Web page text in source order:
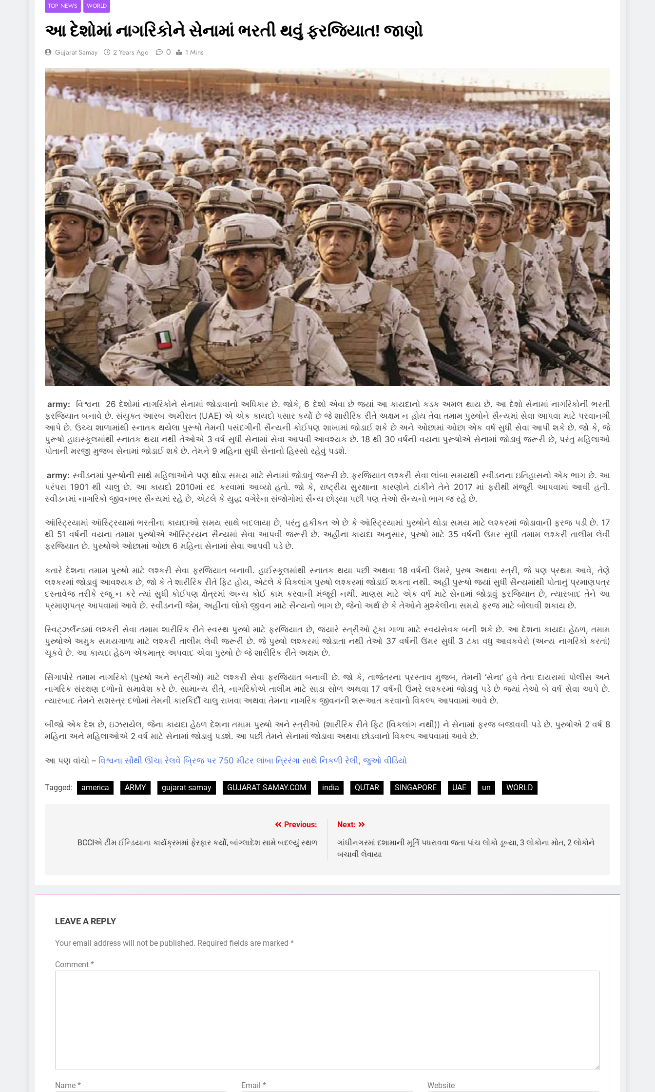
TOP NEWS WORLD
આ દેશોમાં નાગરિકોને સેનામાં ભરતી થવું ફરજિયાત! જાણો
Gujarat Samay 2 Years Ago 0 1 Mins
army: વિશ્વના 26 દેશોમાં નાગરિકોને સેનામાં જોડાવાનો અધિકાર છે. જોકે, 6 દેશો એવા છે જ્યાં આ કાયદાનો કડક અમલ થાય છે. આ દેશો સેનામાં નાગરિકોની ભરતી
ફરજિયાત બનાવે છે. સંયુક્ત આરબ અમીરાત (UAE) એ એક કાયદો પસાર કર્યો છે જે શારીરિક રીતે અક્ષમ ન હોય તેવા તમામ પુરુષોને સૈન્યમાં સેવા આપવા માટે પરવાનગી
આપે છે. ઉચ્ચ શાળામાંથી સ્નાતક થયેલા પુરૂષો તેમની પસંદગીની સૈન્યની કોઈપણ શાખામાં જોડાઈ શકે છે અને ઓછામાં ઓછા એક વર્ષ સુધી સેવા આપી શકે છે. જો કે, જે
પુરૂષો હાઇસ્કૂલમાંથી સ્નાતક થયા નથી તેઓએ 3 વર્ષ સુધી સેનામાં સેવા આપવી આવશ્યક છે. 18 થી 30 વર્ષની વયના પુરૂષોએ સેનામાં જોડાવું જરૂરી છે, પરંતુ મહિલાઓ
પોતાની મરજી મુજબ સેનામાં જોડાઈ શકે છે. તેમને 9 મહિના સુધી સેનાનો હિસ્સો રહેવું પડશે.
army: સ્વીડનમાં પુરૂષોની સાથે મહિલાઓને પણ થોડા સમય માટે સેનામાં જોડાવું જરૂરી છે. ફરજિયાત લશ્કરી સેવા લાંબા સમયથી સ્વીડનના ઇતિહાસનો એક ભાગ છે. આ
પરંપરા 1901 થી ચાલુ છે. આ કાયદો 2010માં રદ કરવામાં આવ્યો હતો. જો કે, રાષ્ટ્રીય સુરક્ષાના કારણોને ટાંકીને તેને 2017 માં ફરીથી મંજૂરી આપવામાં આવી હતી.
સ્વીડનમાં નાગરિકો જીવનભર સૈન્યમાં રહે છે, એટલે કે યુદ્ધ વગેરેના સંજોગોમાં સૈન્ય છોડ્યા પછી પણ તેઓ સૈન્યનો ભાગ જ રહે છે.
ઑસ્ટ્રિયામાં ઑસ્ટ્રિયામાં ભરતીના કાયદાઓ સમય સાથે બદલાયા છે, પરંતુ હકીકત એ છે કે ઑસ્ટ્રિયામાં પુરુષોને થોડા સમય માટે લશ્કરમાં જોડાવાની ફરજ પડી છે. 17
થી 51 વર્ષની વયના તમામ પુરુષોએ ઑસ્ટ્રિયન સૈન્યમાં સેવા આપવી જરૂરી છે. અહીંના કાયદા અનુસાર, પુરુષો માટે 35 વર્ષની ઉંમર સુધી તમામ લશ્કરી તાલીમ લેવી
ફરજિયાત છે. પુરુષોએ ઓછામાં ઓછા 6 મહિના સેનામાં સેવા આપવી પડે છે.
કતારે દેશના તમામ પુરુષો માટે લશ્કરી સેવા ફરજિયાત બનાવી. હાઈસ્કૂલમાંથી સ્નાતક થયા પછી અથવા 18 વર્ષની ઉંમરે, પુરુષ અથવા સ્ત્રી, જે પણ પ્રથમ આવે, તેણે
લશ્કરમાં જોડાવું આવશ્યક છે, જો કે તે શારીરિક રીતે ફિટ હોય, એટલે કે વિકલાંગ પુરુષો લશ્કરમાં જોડાઈ શકતા નથી. અહીં પુરૂષો જ્યાં સુધી સૈન્યમાંથી પોતાનું પ્રમાણપત્ર
દસ્તાવેજ તરીકે રજૂ ન કરે ત્યાં સુધી કોઈપણ ક્ષેત્રમાં અન્ય કોઈ કામ કરવાની મંજૂરી નથી. માણસ માટે એક વર્ષ માટે સેનામાં જોડાવું ફરજિયાત છે, ત્યારબાદ તેને આ
પ્રમાણપત્ર આપવામાં આવે છે. સ્વીડનની જેમ, અહીંના લોકો જીવન માટે સૈન્યનો ભાગ છે, જેનો અર્થ છે કે તેઓને મુશ્કેલીના સમયે ફરજ માટે બોલાવી શકાય છે.
સ્વિટ્ઝર્લૅન્ડમાં લશ્કરી સેવા તમામ શારીરિક રીતે સ્વસ્થ પુરુષો માટે ફરજિયાત છે, જ્યારે સ્ત્રીઓ ટૂંકા ગાળા માટે સ્વયંસેવક બની શકે છે. આ દેશના કાયદા હેઠળ, તમામ
પુરુષોએ અમુક સમયગાળા માટે લશ્કરી તાલીમ લેવી જરૂરી છે. જે પુરુષો લશ્કરમાં જોડાતા નથી તેઓ 37 વર્ષની ઉંમર સુધી 3 ટકા વધુ આવકવેરો (અન્ય નાગરિકો કરતાં)
ચૂકવે છે. આ કાયદા હેઠળ એકમાત્ર અપવાદ એવા પુરુષો છે જે શારીરિક રીતે અક્ષમ છે.
સિંગાપોરે તમામ નાગરિકો (પુરુષો અને સ્ત્રીઓ) માટે લશ્કરી સેવા ફરજિયાત બનાવી છે. જો કે, તાજેતરના પ્રસ્તાવ મુજબ, તેમની ‘સેના’ હવે તેના દાયરામાં પોલીસ અને
નાગરિક સંરક્ષણ દળોનો સમાવેશ કરે છે. સામાન્ય રીતે, નાગરિકોએ તાલીમ માટે સાડા સોળ અથવા 17 વર્ષની ઉંમરે લશ્કરમાં જોડાવું પડે છે જ્યાં તેઓ બે વર્ષ સેવા આપે છે.
ત્યારબાદ તેમને સશસ્ત્ર દળોમાં તેમની કારકિર્દી ચાલુ રાખવા અથવા તેમના નાગરિક જીવનની શરૂઆત કરવાનો વિકલ્પ આપવામાં આવે છે.
બીજો એક દેશ છે, ઇઝરાયેલ, જેના કાયદા હેઠળ દેશના તમામ પુરુષો અને સ્ત્રીઓ (શારીરિક રીતે ફિટ (વિકલાંગ નથી)) ને સેનામાં ફરજ બજાવવી પડે છે. પુરુષોએ 2 વર્ષ 8
મહિના અને મહિલાઓએ 2 વર્ષ માટે સેનામાં જોડાવું પડશે. આ પછી તેમને સેનામાં જોડાવા અથવા છોડવાનો વિકલ્પ આપવામાં આવે છે.
આ પણ વાંચો – વિશ્વના સૌથી ઊંચા રેલવે બ્રિજ પર 750 મીટર લાંબા ત્રિરંગા સાથે નિકળી રેલી, જુઓ વીડિયો
Tagged: america ARMY gujarat samay GUJARAT SAMAY.COM india QUTAR SINGAPORE UAE un WORLD
navigation
Previous:
BCCIએ ટીમ ઈન્ડિયાના કાર્યક્રમમાં ફેરફાર કર્યો, બાંગ્લાદેશ સામે બદલ્યું સ્થળ
Next:
ગાંધીનગરમાં દશામાની મૂર્તિ પધરાવવા જતા પાંચ લોકો ડૂબ્યા, 3 લોકોના મોત, 2 લોકોને
બચાવી લેવાયા
LEAVE A REPLY
Your email address will not be published. Required fields are marked *
Comment *
Name * Email* Website